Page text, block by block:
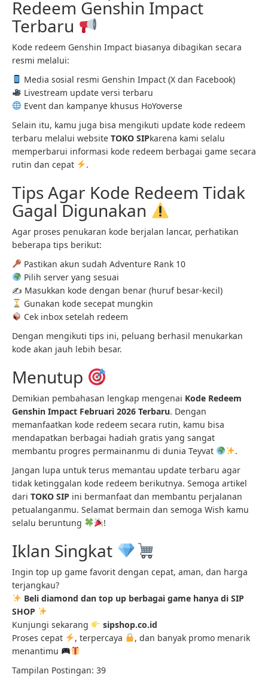
Redeem Genshin Impact
Terbaru
Kode redeem Genshin Impact biasanya dibagikan secara
resmi melalui:
Media sosial resmi Genshin Impact (X dan Facebook)
Livestream update versi terbaru
Event dan kampanye khusus HoYoverse
Selain itu, kamu juga bisa mengikuti update kode redeem
terbaru melalui website TOKO SIPkarena kami selalu
memperbarui informasi kode redeem berbagai game secara
rutin dan cepat
.
Tips Agar Kode Redeem Tidak
Gagal Digunakan
Agar proses penukaran kode berjalan lancar, perhatikan
beberapa tips berikut:
Pastikan akun sudah Adventure Rank 10
Pilih server yang sesuai
✍️ Masukkan kode dengan benar (huruf besar-kecil)
Gunakan kode secepat mungkin
Cek inbox setelah redeem
Dengan mengikuti tips ini, peluang berhasil menukarkan
kode akan jauh lebih besar.
Menutup
Demikian pembahasan lengkap mengenai Kode Redeem
Genshin Impact Februari 2026 Terbaru. Dengan
memanfaatkan kode redeem secara rutin, kamu bisa
mendapatkan berbagai hadiah gratis yang sangat
membantu progres permainanmu di dunia Teyvat
.
Jangan lupa untuk terus memantau update terbaru agar
tidak ketinggalan kode redeem berikutnya. Semoga artikel
dari TOKO SIP ini bermanfaat dan membantu perjalanan
petualanganmu. Selamat bermain dan semoga Wish kamu
selalu beruntung
!
Iklan Singkat
Ingin top up game favorit dengan cepat, aman, dan harga
terjangkau?
Beli diamond dan top up berbagai game hanya di SIP
SHOP
Kunjungi sekarang
sipshop.co.id
Proses cepat
, terpercaya
, dan banyak promo menarik
menantimu
Tampilan Postingan: 39